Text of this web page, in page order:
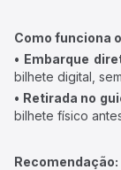
Como funciona
• Embarque
bilhete digital,
• Retirada no
bilhete físico
Recomendação: